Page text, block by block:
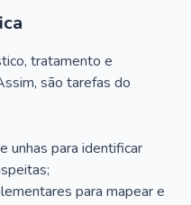
tratamento e
são tarefas do
unhas para identificar
para mapear e